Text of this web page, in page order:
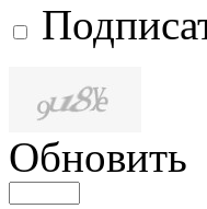
Обновить